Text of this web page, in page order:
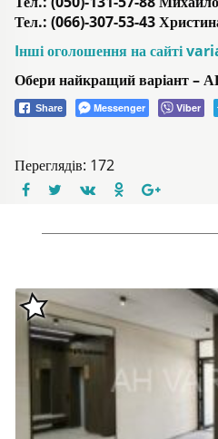
Тел.: (066)-307-53-43
Iнші оголошення на сайті
Обери найкращий варіант –
Share Messenger Viber
Переглядів: 172